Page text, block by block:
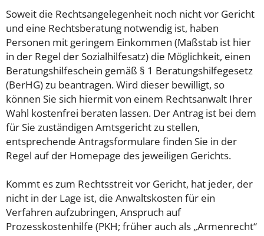
Soweit die Rechtsangelegenheit noch nicht vor Gericht
und eine Rechtsberatung notwendig ist, haben
Personen mit geringem Einkommen (Maßstab ist hier
in der Regel der Sozialhilfesatz) die Möglichkeit, einen
Beratungshilfeschein gemäß § 1 Beratungshilfegesetz
(BerHG) zu beantragen. Wird dieser bewilligt, so
können Sie sich hiermit von einem Rechtsanwalt Ihrer
Wahl kostenfrei beraten lassen. Der Antrag ist bei dem
für Sie zuständigen Amtsgericht zu stellen,
entsprechende Antragsformulare finden Sie in der
Regel auf der Homepage des jeweiligen Gerichts.
Kommt es zum Rechtsstreit vor Gericht, hat jeder, der
nicht in der Lage ist, die Anwaltskosten für ein
Verfahren aufzubringen, Anspruch auf
Prozesskostenhilfe (PKH; früher auch als „Armenrecht“